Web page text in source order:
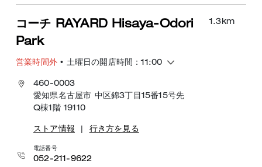
1.3km
コーチ RAYARD Hisaya-Odori
Park
営業時間外 • 土曜日の開店時間：11:00
460-0003
愛知県名古屋市 中区錦3丁目15番15号先
Q棟1階 19110
ストア情報 行き方を見る
電話番号
052-211-9622